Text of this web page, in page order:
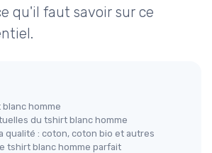
qu'il faut savoir sur ce
homme
du tshirt blanc homme
qualité : coton, coton bio et autres
tshirt blanc homme parfait